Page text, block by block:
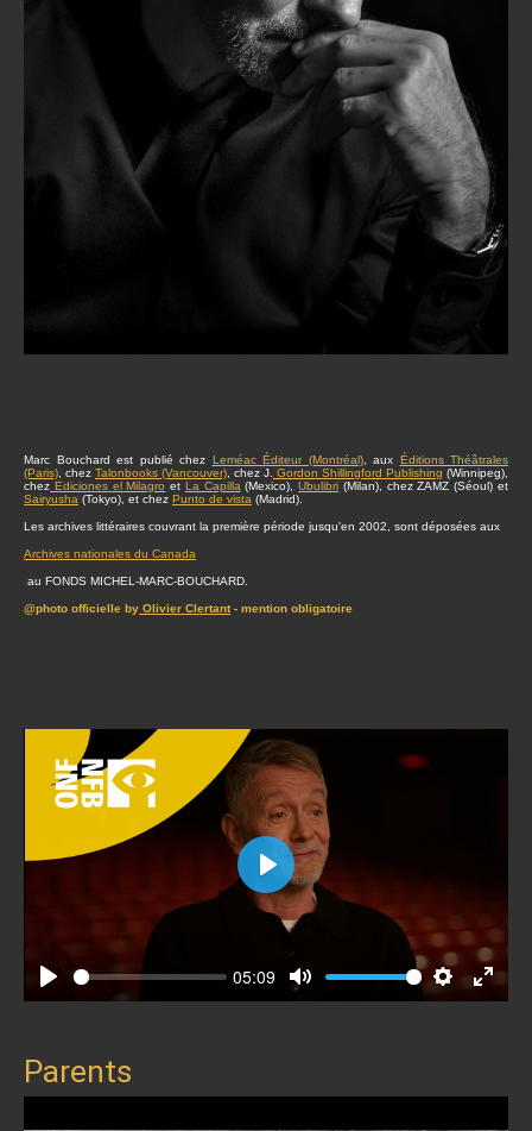
Marc Bouchard est publié chez Leméac Éditeur (Montréal), aux Éditions Théâtrales
(Paris) , chez Talonbooks (Vancouver) , chez J. Gordon Shillingford Publishing (Winnipeg),
chez Ediciones el Milagro et La Capilla (Mexico),Ubulibri (Milan), chez ZAMZ (Séoul) et
Sairyusha (Tokyo), et chez Punto de vista (Madrid).
Les archives littéraires couvrant la première période jusqu'en 2002, sont déposées aux
Archives nationales du Canada
au FONDS MICHEL-MARC-BOUCHARD.
@photo officielle by Olivier Clertant- mention obligatoire
Play
05:09
Mute SettingsEnter
Play
Parents